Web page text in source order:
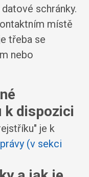
schránky.
místě
třeba se
nebo
k dispozici
je k
(v sekci